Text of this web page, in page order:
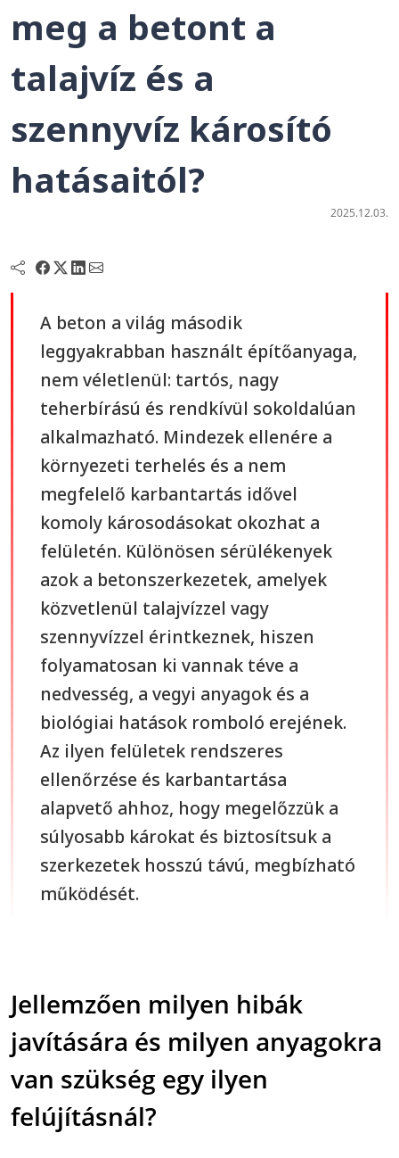
meg a betont a
talajvíz és a
szennyvíz károsító
hatásaitól?
2025.12.03.
A beton a világ második
leggyakrabban használt építőanyaga,
nem véletlenül: tartós, nagy
teherbírású és rendkívül sokoldalúan
alkalmazható. Mindezek ellenére a
környezeti terhelés és a nem
megfelelő karbantartás idővel
komoly károsodásokat okozhat a
felületén. Különösen sérülékenyek
azok a betonszerkezetek, amelyek
közvetlenül talajvízzel vagy
szennyvízzel érintkeznek, hiszen
folyamatosan ki vannak téve a
nedvesség, a vegyi anyagok és a
biológiai hatások romboló erejének.
Az ilyen felületek rendszeres
ellenőrzése és karbantartása
alapvető ahhoz, hogy megelőzzük a
súlyosabb károkat és biztosítsuk a
szerkezetek hosszú távú, megbízható
működését.
Jellemzően milyen hibák
javítására és milyen anyagokra
van szükség egy ilyen
felújításnál?